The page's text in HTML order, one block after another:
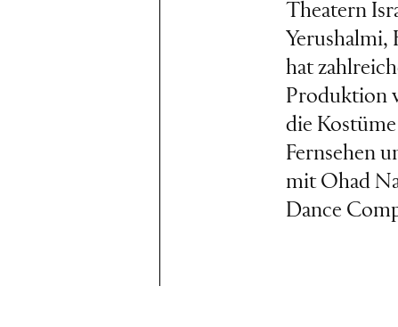
Theatern
Yerushalmi,
hat
Produktion
die
Fernsehen
mit Ohad
Dance